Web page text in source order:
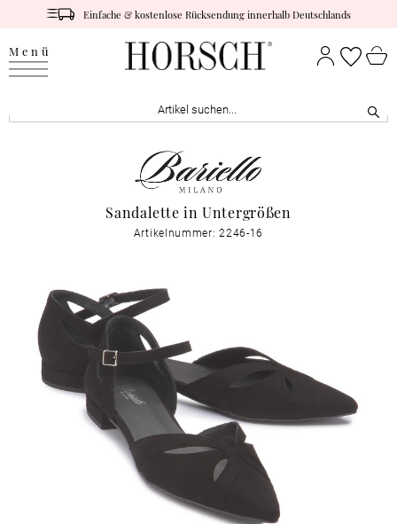
Einfache & kostenlose Rücksendung innerhalb Deutschlands
Menü
Sandalette in Untergrößen
Artikelnummer: 2246-16